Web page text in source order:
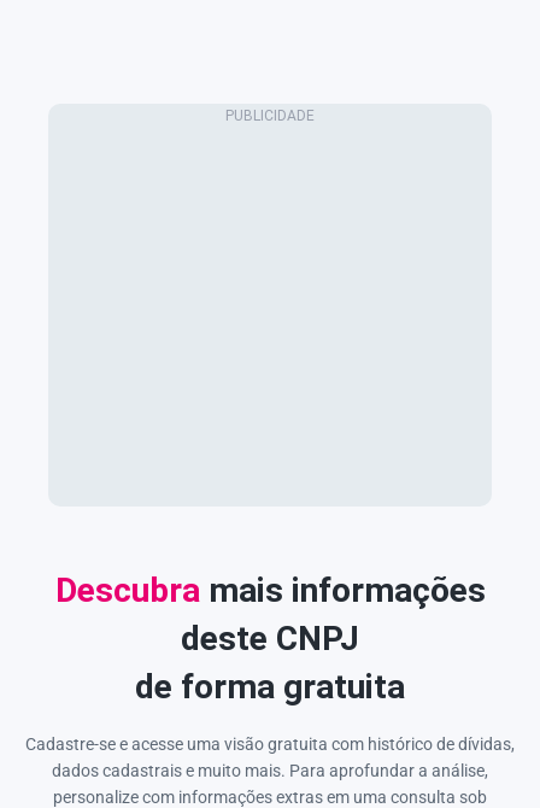
Descubra mais informações
deste CNPJ
de forma gratuita
Cadastre-se e acesse uma visão gratuita com histórico de dívidas,
dados cadastrais e muito mais. Para aprofundar a análise,
personalize com informações extras em uma consulta sob